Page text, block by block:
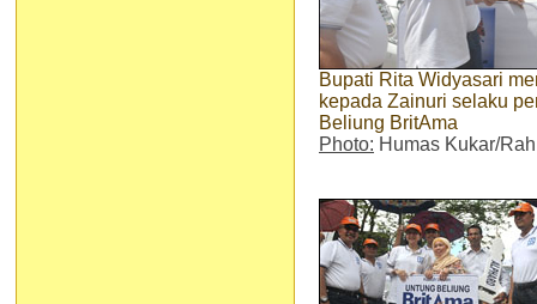
Bupati Rita Widyasari
kepada Zainuri selaku
Beliung BritAma
Photo: Humas Kukar/